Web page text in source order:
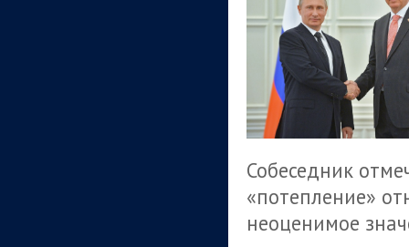
Собеседник
«потепление»
неоценимое